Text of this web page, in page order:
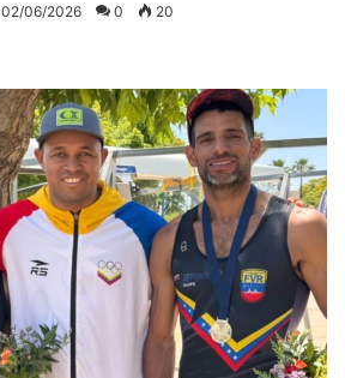
02/06/2026 0 20